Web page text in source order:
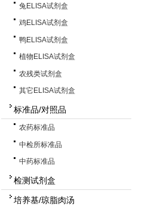
兔ELISA试剂盒
鸡ELISA试剂盒
鸭ELISA试剂盒
植物ELISA试剂盒
农残类试剂盒
其它ELISA试剂盒
标准品/对照品
农药标准品
中检所标准品
中药标准品
检测试剂盒
培养基/琼脂肉汤